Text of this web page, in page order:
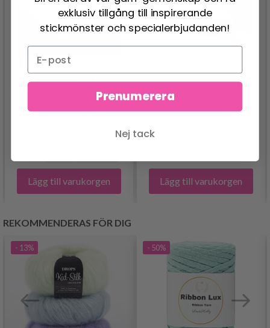
BRODERIKIT
MANDELBLOMSTER 80
X 80 CM
Lägg till varukorgen
BRODERIKIT PIXEL
ROSOR 38 X 38 CM
Lägg till varukorgen
REKOMMENDERAS FÖR DIG
- 13% - 50%
exklusiv tillgång till inspirerande
stickmönster och specialerbjudanden!
Prenumerera
Nej tack